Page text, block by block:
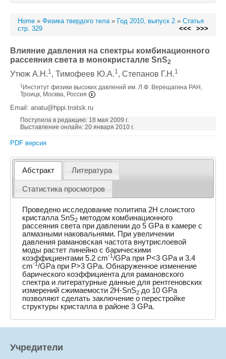
Home » Физика твердого тела» Год 2010, выпуск 2 » Статья
стр. 329
<<< >>>
Влияние давления на спектры комбинационного
рассеяния света в монокристалле SnS2
Утюж А.Н.1, Тимофеев Ю.А.1, Степанов Г.Н.1
1 Институт физики высоких давлений им. Л.Ф. Верещагина РАН,
Троицк, Москва, Россия
Email: anatu@hppi.troitsk.ru
Поступила в редакцию: 18 мая 2009 г.
Выставление онлайн: 20 января 2010 г.
PDF версия
Абстракт Литература
Статистика просмотров
Проведено исследование политипа 2H слоистого
кристалла SnS2 методом комбинационного
рассеяния света при давлении до 5 GPa в камере с
алмазными наковальнями. При увеличении
давления рамановская частота внутрислоевой
моды растет линейно с барическими
коэффициентами 5.2 cm-1 /GPa при P<3 GPa и 3.4
cm-1/GPa при P>3 GPa. Обнаруженное изменение
барического коэффициента для рамановского
спектра и литературные данные для рентгеновских
измерений сжимаемости 2H-SnS2 до 10 GPa
позволяют сделать заключение о перестройке
структуры кристалла в районе 3 GPa.
Учредители